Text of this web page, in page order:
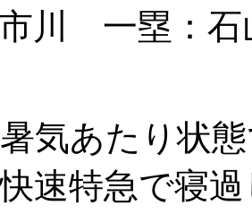
川 一塁
気あたり状
速特急で寝